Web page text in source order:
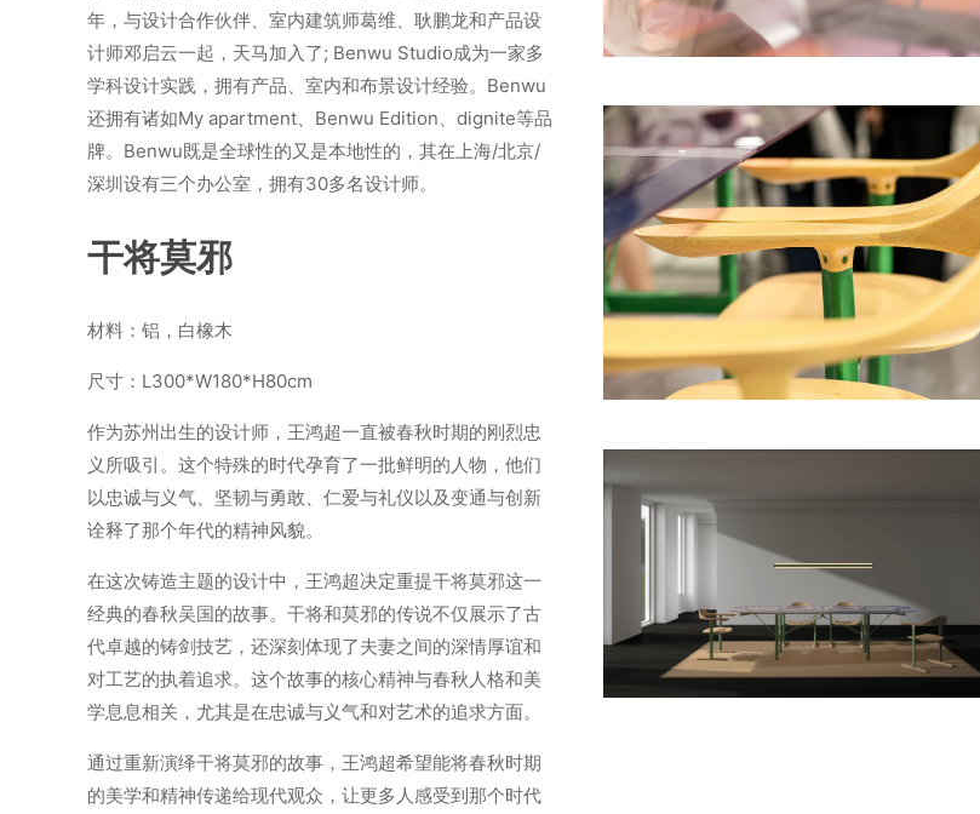
年，与设计合作伙伴、室内建筑师葛维、耿鹏龙和产品设
计师邓启云一起，天马加入了; Benwu Studio成为一家多
学科设计实践，拥有产品、室内和布景设计经验。Benwu
还拥有诸如My apartment、Benwu Edition、dignite等品
牌。Benwu既是全球性的又是本地性的，其在上海/北京/
深圳设有三个办公室，拥有30多名设计师。
干将莫邪
材料：铝，白橡木
尺寸：L300*W180*H80cm
作为苏州出生的设计师，王鸿超一直被春秋时期的刚烈忠
义所吸引。这个特殊的时代孕育了一批鲜明的人物，他们
以忠诚与义气、坚韧与勇敢、仁爱与礼仪以及变通与创新
诠释了那个年代的精神风貌。
在这次铸造主题的设计中，王鸿超决定重提干将莫邪这一
经典的春秋吴国的故事。干将和莫邪的传说不仅展示了古
代卓越的铸剑技艺，还深刻体现了夫妻之间的深情厚谊和
对工艺的执着追求。这个故事的核心精神与春秋人格和美
学息息相关，尤其是在忠诚与义气和对艺术的追求方面。
通过重新演绎干将莫邪的故事，王鸿超希望能将春秋时期
的美学和精神传递给现代观众，让更多人感受到那个时代